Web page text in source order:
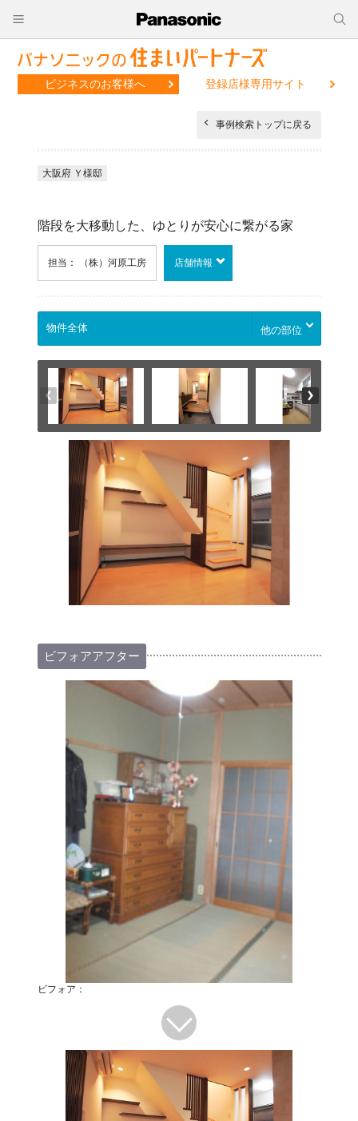
ビジネスのお客様へ 登録店様専用サイト
事例検索トップに戻る
大阪府 Ｙ様邸
階段を大移動した、ゆとりが安心に繋がる家
担当： （株）河原工房 店舗情報
他の部位
ビフォアアフター
ビフォア：